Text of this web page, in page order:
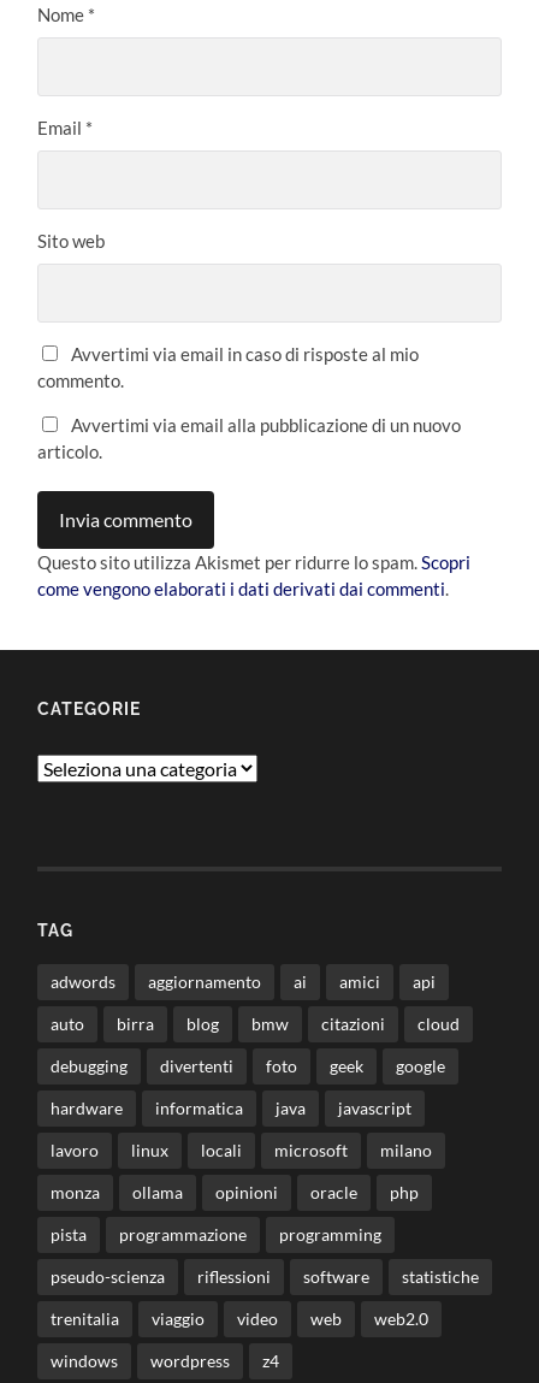
Nome *
Email *
Sito web
Avvertimi via email in caso di risposte al mio
commento.
Avvertimi via email alla pubblicazione di un nuovo
articolo.
Questo sito utilizza Akismet per ridurre lo spam.Scopri
come vengono elaborati i dati derivati dai commenti.
CATEGORIE
Categorie
TAG
adwords aggiornamento ai amici api
auto birra blog bmw citazioni cloud
debugging divertenti foto geek google
hardware informatica java javascript
lavoro linux locali microsoft milano
monza ollama opinioni oracle php
pista programmazione programming
pseudo-scienza riflessioni software statistiche
trenitalia viaggio video web web2.0
windows wordpress z4